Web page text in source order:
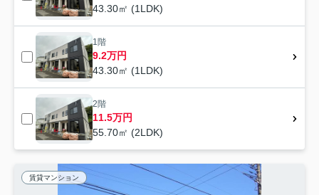
43.30㎡ (1LDK)
1階
9.2万円
43.30㎡ (1LDK)
2階
11.5万円
55.70㎡ (2LDK)
賃貸マンション